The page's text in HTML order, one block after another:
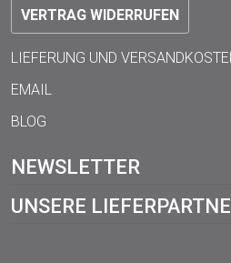
VERTRAG WIDERRUFEN
LIEFERUNG UND
EMAIL
BLOG
NEWSLETTER
UNSERE